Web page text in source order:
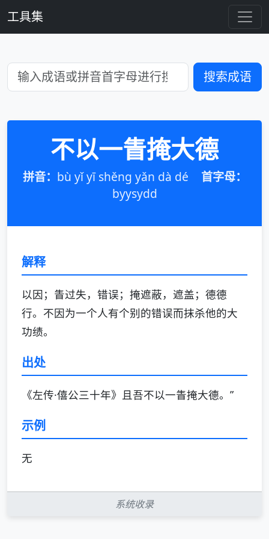
工具集
搜索成语
不以一眚掩大德
拼音： bù yǐ yī shěng yǎn dà dé
首字母：
byysydd
解释
以因；眚过失，错误；掩遮蔽，遮盖；德德
行。不因为一个人有个别的错误而抹杀他的大
功绩。
出处
《左传·僖公三十年》且吾不以一眚掩大德。”
示例
无
系统收录